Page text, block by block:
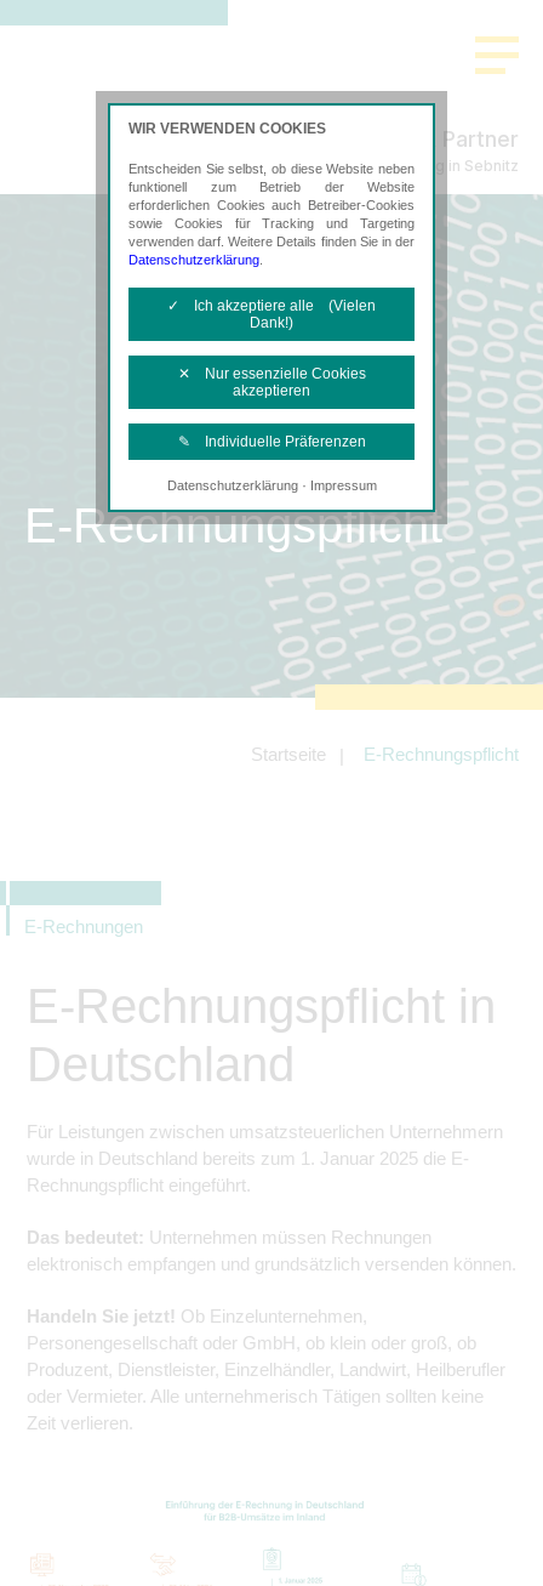
Freund & Partner
Steuerberatung in Sebnitz
E-Rechnungspflicht
Startseite E-Rechnungspflicht
E-Rechnungen
E-Rechnungspflicht in
Deutschland
Für Leistungen zwischen umsatzsteuerlichen Unternehmern
wurde in Deutschland bereits zum 1. Januar 2025 die E-
Rechnungspflicht eingeführt.
Das bedeutet: Unternehmen müssen Rechnungen
elektronisch empfangen und grundsätzlich versenden können.
Handeln Sie jetzt! Ob Einzelunternehmen,
Personengesellschaft oder GmbH, ob klein oder groß, ob
Produzent, Dienstleister, Einzelhändler, Landwirt, Heilberufler
oder Vermieter. Alle unternehmerisch Tätigen sollten keine
Zeit verlieren.
WIR VERWENDEN COOKIES
Entscheiden Sie selbst, ob diese Website neben
funktionell zum Betrieb der Website
erforderlichen Cookies auch Betreiber-Cookies
sowie Cookies für Tracking und Targeting
verwenden darf. Weitere Details finden Sie in der
Datenschutzerklärung
✓ Ich akzeptiere alle (Vielen
Dank!)
✕ Nur essenzielle Cookies
akzeptieren
✎ Individuelle Präferenzen
Notwendige Cookies
Diese Cookies sind erforderlich, um die
grundlegende Funktionalität der Website
Tracking- und Targeting-Cookies
Diese Cookies sind erforderlich, um
unsere Website auf Ihre Bedürfnisse hin
zu optimieren. Hierzu gehört eine
bedarfsgerechte Gestaltung und
fortlaufende Verbesserung unseres
Angebotes einschließlich der
Angeboten von z.B. Facebook und
Datenschutzerklärung· Impressum